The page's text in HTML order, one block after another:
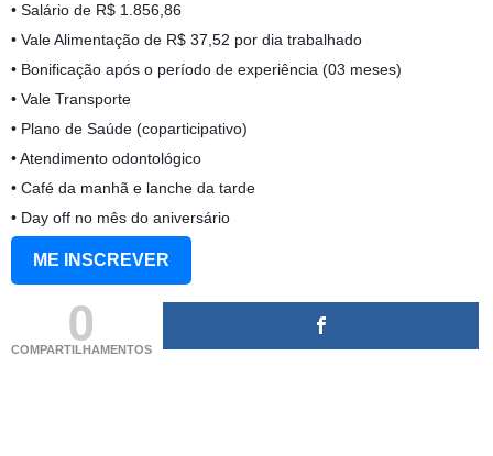
• Salário de R$ 1.856,86
• Vale Alimentação de R$ 37,52 por dia trabalhado
• Bonificação após o período de experiência (03 meses)
• Vale Transporte
• Plano de Saúde (coparticipativo)
• Atendimento odontológico
• Café da manhã e lanche da tarde
• Day off no mês do aniversário
ME INSCREVER
0
COMPARTILHAMENTOS